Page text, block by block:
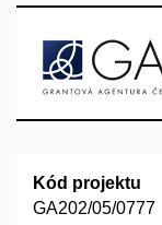
Kód projektu
GA202/05/0777